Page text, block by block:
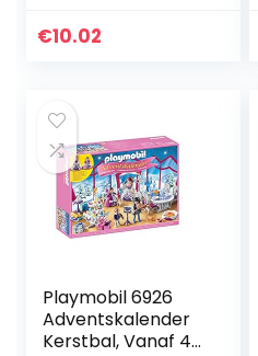
ozen, 1-24
€10.02
Playmobil 6926
Adventskalender
Kerstbal, Vanaf 4